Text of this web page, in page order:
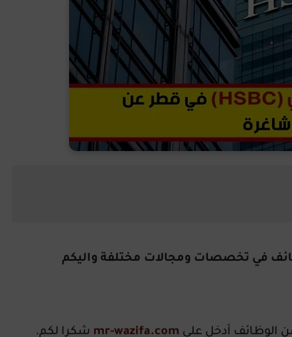
في تخصصات ومجالات مختلفة واليكم
الوظائف أدخل علي mr-wazifa.com شكرا لكم.